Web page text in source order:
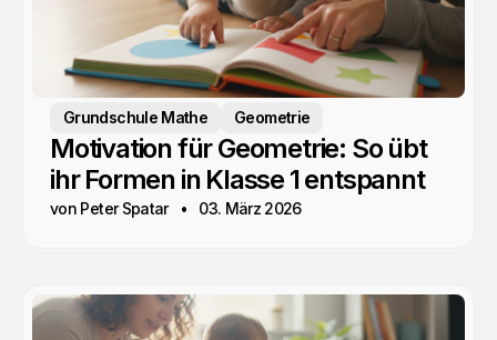
Grundschule Mathe Geometrie
Motivation für Geometrie: So übt
ihr Formen in Klasse 1 entspannt
von Peter Spatar 03. März 2026